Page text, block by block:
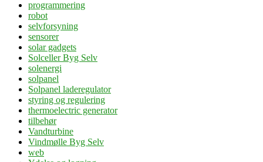
programmering
robot
selvforsyning
sensorer
solar gadgets
Solceller Byg Selv
solenergi
solpanel
Solpanel laderegulator
styring og regulering
thermoelectric generator
tilbehør
Vandturbine
Vindmølle Byg Selv
web